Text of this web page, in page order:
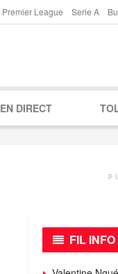
Premier League Serie A
EN DIRECT
FIL INFO